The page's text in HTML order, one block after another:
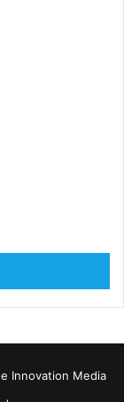
Innovation Media